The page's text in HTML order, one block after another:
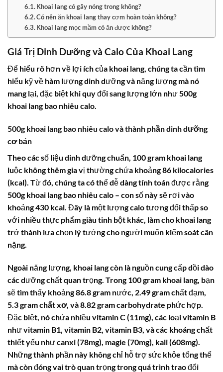
Khoai lang có gây nóng trong không?
Có nên ăn khoai lang thay cơm hoàn toàn không?
Khoai lang mọc mầm có ăn được không?
Giá Trị Dinh Dưỡng và Calo Của Khoai Lang
Để hiểu rõ hơn về lợi ích của khoai lang, chúng ta cần tìm
hiểu kỹ về hàm lượng dinh dưỡng và năng lượng mà nó
mang lại, đặc biệt khi quy đổi sang lượng lớn như500g
khoai lang bao nhiêu calo.
500g khoai lang bao nhiêu calo và thành phần dinh dưỡng
cơ bản
Theo các số liệu dinh dưỡng chuẩn, 100 gram khoai lang
luộc không thêm gia vị thường chứa khoảng 86 kilocalories
(kcal). Từ đó, chúng ta có thể dễ dàng tính toán được rằng
500g khoai lang bao nhiêu calo – con số này sẽ rơi vào
khoảng430 kcal. Đây là một lượng calo tương đối thấp so
với nhiều thực phẩm giàu tinh bột khác, làm cho khoai lang
trở thành lựa chọn lý tưởng cho người muốn kiểm soát cân
nặng.
Ngoài năng lượng, khoai lang còn là nguồn cung cấp dồi dào
các dưỡng chất quan trọng. Trong 100 gram khoai lang, bạn
sẽ tìm thấy khoảng 86.8 gram nước, 2.49 gram chất đạm,
5.3 gramchất xơ, và 8.82 gramcarbohydrate phức hợp.
Đặc biệt, nó chứa nhiều vitamin C(11mg), các loại vitamin B
nhưvitamin B1, vitamin B2, vitamin B3, và các khoáng chất
thiết yếu nhưcanxi(78mg), magie (70mg), kali(608mg).
Những thành phần này không chỉ hỗ trợ sức khỏe tổng thể
mà còn đóng vai trò quan trọng trong quá trình trao đổi